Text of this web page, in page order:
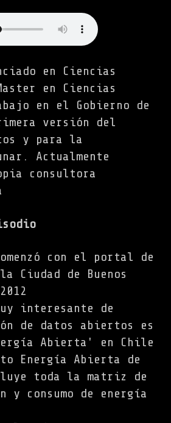
en Ciencias
en Ciencias
en el Gobierno de
versión del
y para la
Actualmente
consultora
con el portal de
Ciudad de Buenos
interesante de
de datos abiertos es
Abierta' en Chile
Energía Abierta de
toda la matriz de
y consumo de energía